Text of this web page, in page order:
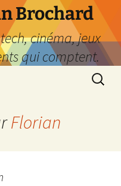
Brochard
cinéma, jeux
qui comptent.
Florian